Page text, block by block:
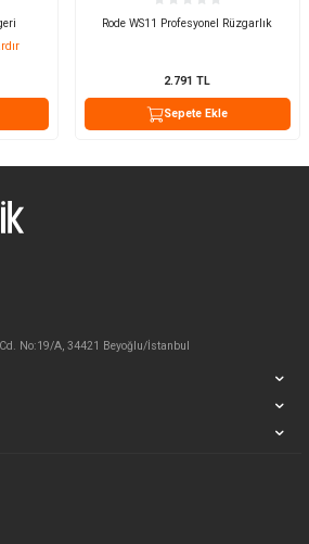
Rode WS11 Profesyonel Rüzgarlık
2.791 TL
Sepete Ekle
No:19/A, 34421 Beyoğlu/İstanbul